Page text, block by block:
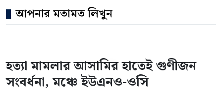
আপনার মতামত লিখুন
হত্যা মামলার আসামির হাতেই গুণীজন
সংবর্ধনা, মঞ্চে ইউএনও-ওসি